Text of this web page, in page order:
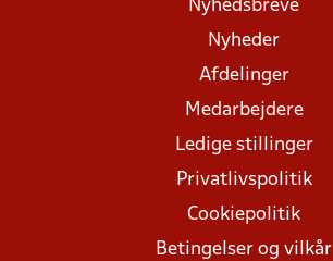
Nyhedsbreve
Nyheder
Afdelinger
Medarbejdere
Ledige stillinger
Privatlivspolitik
Cookiepolitik
Betingelser og vilkår